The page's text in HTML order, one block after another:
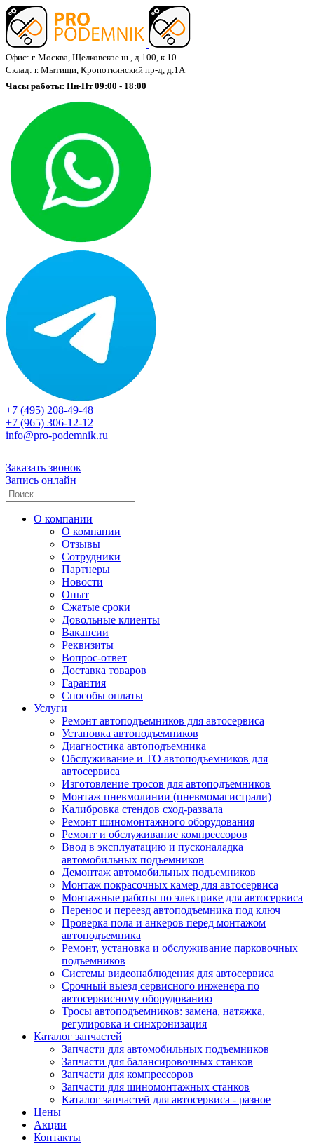
Офис: г. Москва, Щелковское ш., д 100, к.10
Склад: г. Мытищи, Кропоткинский пр-д, д.1А
Часы работы: Пн-Пт 09:00 - 18:00
+7 (495) 208-49-48
+7 (965) 306-12-12
info@pro-podemnik.ru
Заказать звонок
Запись онлайн
О компании
О компании
Отзывы
Сотрудники
Партнеры
Новости
Опыт
Сжатые сроки
Довольные клиенты
Вакансии
Реквизиты
Вопрос-ответ
Доставка товаров
Гарантия
Способы оплаты
Услуги
Ремонт автоподъемников для автосервиса
Установка автоподъемников
Диагностика автоподъемника
Обслуживание и ТО автоподъемников для
автосервиса
Изготовление тросов для автоподъемников
Монтаж пневмолинии (пневмомагистрали)
Калибровка стендов сход-развала
Ремонт шиномонтажного оборудования
Ремонт и обслуживание компрессоров
Ввод в эксплуатацию и пусконаладка
автомобильных подъемников
Демонтаж автомобильных подъемников
Монтаж покрасочных камер для автосервиса
Монтажные работы по электрике для автосервиса
Перенос и переезд автоподъемника под ключ
Проверка пола и анкеров перед монтажом
автоподъемника
Ремонт, установка и обслуживание парковочных
подъемников
Системы видеонаблюдения для автосервиса
Срочный выезд сервисного инженера по
автосервисному оборудованию
Тросы автоподъемников: замена, натяжка,
регулировка и синхронизация
Каталог запчастей
Запчасти для автомобильных подъемников
Запчасти для балансировочных станков
Запчасти для компрессоров
Запчасти для шиномонтажных станков
Каталог запчастей для автосервиса - разное
Цены
Акции
Контакты